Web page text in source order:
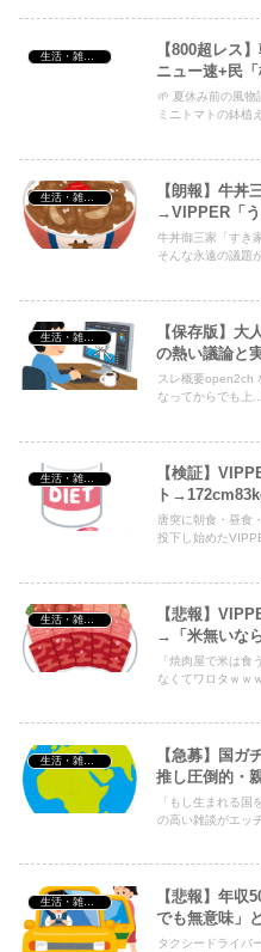
【800超レス
ニュー速+民「
🌱 夏休み前の風物
ミニトマトの鉢植
【朗報】牛丼
→VIPPER「
牛丼御三家「すき
そんな永遠の議題
生活・雑談・恋愛
【保存版】大
の熱い議論と
スレ概要open2ch
なってからでも上...
生活・雑談・恋愛
【検証】
ト
唐突に朝食・昼食
投下し始めた
生活・雑談・恋愛
【悲報】
→「米無いな
「焼肉屋で米は
なくてワロタｗｗ
生活・雑談・恋愛
【急募】国
推し圧倒的・
「もし生まれる国
の高い雑談がエッ
生活・雑談・恋愛
【悲報】年収
でも無意味」
タクシードライバ